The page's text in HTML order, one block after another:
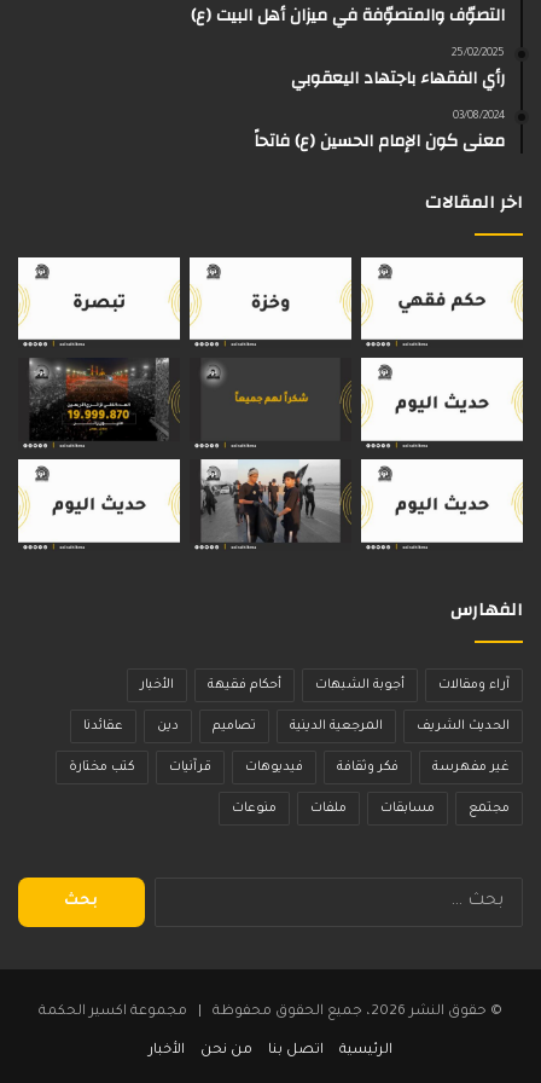
ب
م
التصوّف والمتصوّفة في ميزان أهل البيت (ع)
25/02/2025
رأي الفقهاء باجتهاد اليعقوبي
03/08/2024
معنى كون الإمام الحسين (ع) فاتحاً
اخر المقالات
الفهارس
آراء ومقالات أجوبة الشبهات أحكام فقيهة الأخبار
الحديث الشريف المرجعية الدينية تصاميم دين عقائدنا
غير مفهرسة فكر وثقافة فيديوهات قرآنيات كتب مختارة
مجتمع مسابقات ملفات منوعات
البحث
© حقوق النشر 2026، جميع الحقوق محفوظة | مجموعة اكسير الحكمة
الرئيسية اتصل بنا من نحن الأخبار